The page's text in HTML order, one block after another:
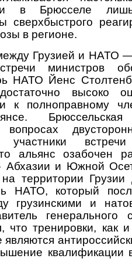
в Брюсселе
сверхбыстрого
в регионе.
Грузией и НАТО
министров
НАТО Йенс
высоко
к полноправному
вопросах
встречи
альянс озабочен
Абхазии и Южной
территории Грузии
НАТО, который
грузинскими и
генерального
что тренировки, как
являются
квалификации